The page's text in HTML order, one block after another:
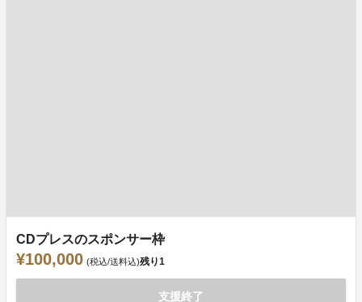
CDプレスのスポンサー枠
¥100,000 (税込/送料込)残り1
支援終了